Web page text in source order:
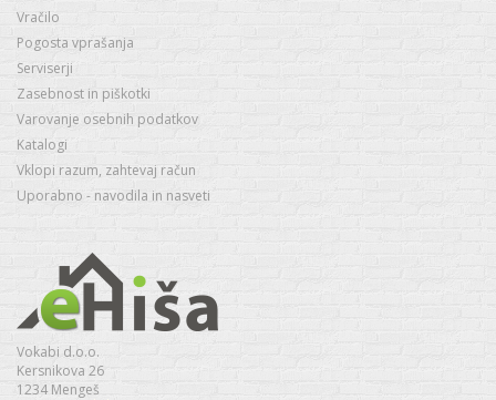
Vračilo
Pogosta vprašanja
Serviserji
Zasebnost in piškotki
Varovanje osebnih podatkov
Katalogi
Vklopi razum, zahtevaj račun
Uporabno - navodila in nasveti
Vokabi d.o.o.
Kersnikova 26
1234 Mengeš